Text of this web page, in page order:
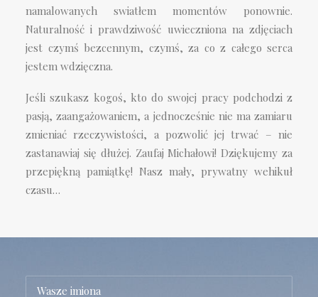
namalowanych swiatłem momentów ponownie.
Naturalność i prawdziwość uwieczniona na zdjęciach
jest czymś bezcennym, czymś, za co z całego serca
jestem wdzięczna.
Jeśli szukasz kogoś, kto do swojej pracy podchodzi z
pasją, zaangażowaniem, a jednocześnie nie ma zamiaru
zmieniać rzeczywistości, a pozwolić jej trwać – nie
zastanawiaj się dłużej. Zaufaj Michałowi! Dziękujemy za
przepiękną pamiątkę! Nasz mały, prywatny wehikuł
czasu…